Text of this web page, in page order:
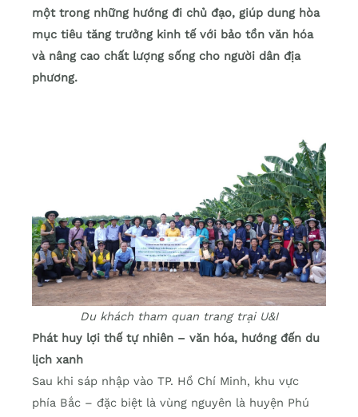
một trong những hướng đi chủ đạo, giúp dung hòa
mục tiêu tăng trưởng kinh tế với bảo tồn văn hóa
và nâng cao chất lượng sống cho người dân địa
phương.
Du khách tham quan trang trại U&I
Phát huy lợi thế tự nhiên – văn hóa, hướng đến du
lịch xanh
Sau khi sáp nhập vào TP. Hồ Chí Minh, khu vực
phía Bắc – đặc biệt là vùng nguyên là huyện Phú